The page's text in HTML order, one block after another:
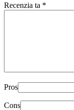
Recenzia ta *
Pros
Cons